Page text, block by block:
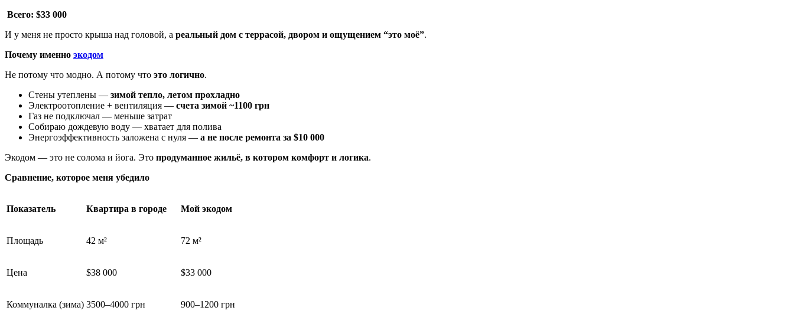
Всего: $33 000
И у меня не просто крыша над головой, а реальный дом с террасой, двором и ощущением “это моё”.
Почему именно экодом
Не потому что модно. А потому что это логично.
Стены утеплены — зимой тепло, летом прохладно
Электроотопление + вентиляция — счета зимой ~1100 грн
Газ не подключал — меньше затрат
Собираю дождевую воду — хватает для полива
Энергоэффективность заложена с нуля — а не после ремонта за $10 000
Экодом — это не солома и йога. Это продуманное жильё, в котором комфорт и логика.
Сравнение, которое меня убедило
Показатель Квартира в городе Мой экодом
Площадь 42 м² 72 м²
Цена $38 000 $33 000
Коммуналка (зима) 3500–4000 грн 900–1200 грн